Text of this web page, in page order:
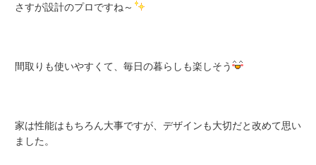
さすが設計のプロですね～
間取りも使いやすくて、毎日の暮らしも楽しそう
家は性能はもちろん大事ですが、デザインも大切だと改めて思い
ました。